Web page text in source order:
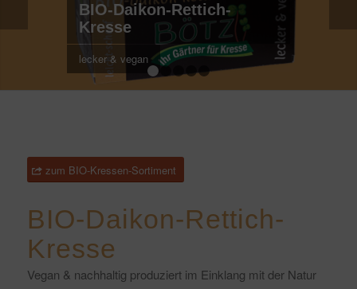
BIO-Daikon-Rettich-
Kresse
lecker & vegan
zum BIO-Kressen-Sortiment
BIO-Daikon-Rettich-
Kresse
Vegan & nachhaltig produziert im Einklang mit der Natur